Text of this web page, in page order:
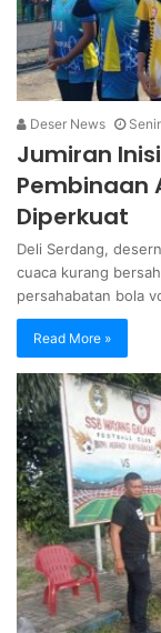
Deser News
Jumiran
Pembinaan
Diperkuat
Deli Serdang,
cuaca kurang
persahabatan bola
Read More »